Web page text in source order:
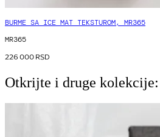
BURME SA ICE MAT TEKSTUROM, MR365
MR365
226 000RSD
Otkrijte i druge kolekcije: